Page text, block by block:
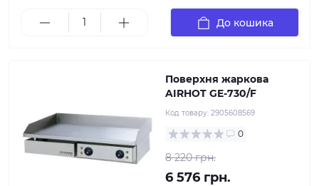
До кошика
Поверхня жаркова
AIRHOT GE-730/F
Код товару: 2905608569
0
8 220 грн.
6 576 грн.